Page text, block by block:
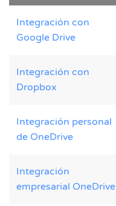
Integración con
Google Drive
Integración con
Dropbox
Integración personal
de OneDrive
Integración
empresarial OneDrive